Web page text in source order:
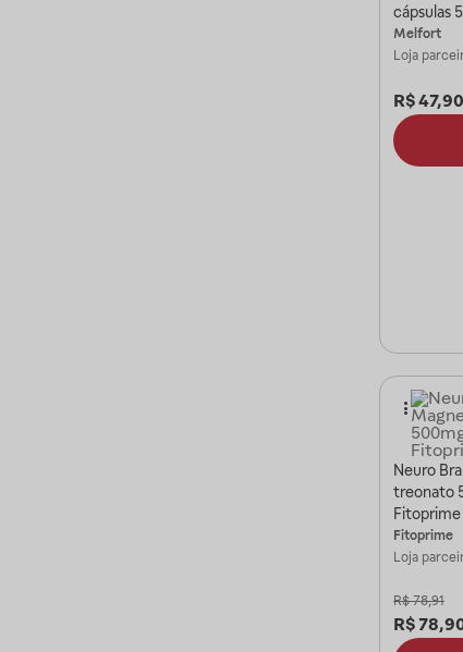
cápsulas
Melfort
Loja
R$47,90
Neuro
treonato
Fitoprime
Fitoprime
Loja
R$ 78,91
R$